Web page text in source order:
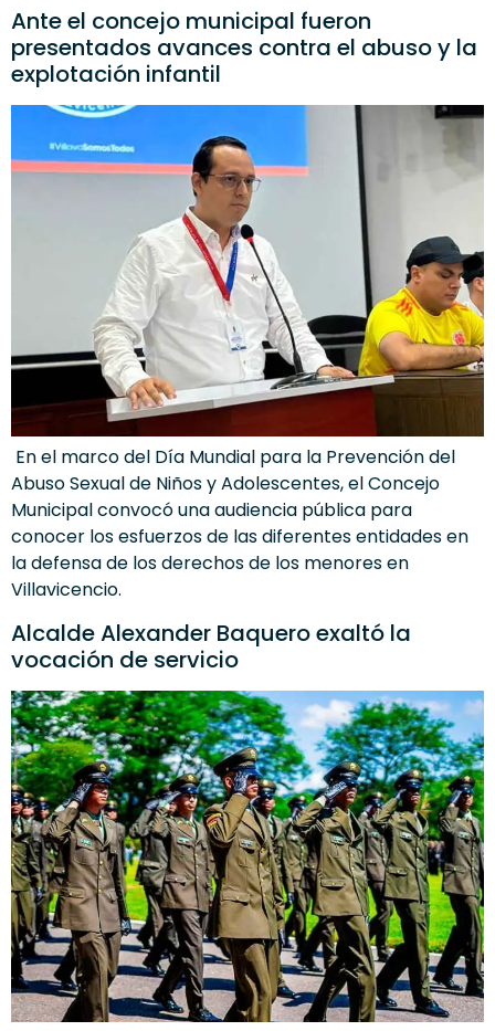
Ante el concejo municipal fueron
presentados avances contra el abuso y la
explotación infantil
En el marco del Día Mundial para la Prevención del
Abuso Sexual de Niños y Adolescentes, el Concejo
Municipal convocó una audiencia pública para
conocer los esfuerzos de las diferentes entidades en
la defensa de los derechos de los menores en
Villavicencio.
Alcalde Alexander Baquero exaltó la
vocación de servicio